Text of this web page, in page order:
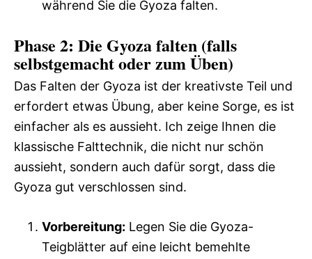
während Sie die Gyoza falten.
Phase 2: Die Gyoza falten (falls
selbstgemacht oder zum Üben)
Das Falten der Gyoza ist der kreativste Teil und
erfordert etwas Übung, aber keine Sorge, es ist
einfacher als es aussieht. Ich zeige Ihnen die
klassische Falttechnik, die nicht nur schön
aussieht, sondern auch dafür sorgt, dass die
Gyoza gut verschlossen sind.
Vorbereitung: Legen Sie die Gyoza-
Teigblätter auf eine leicht bemehlte